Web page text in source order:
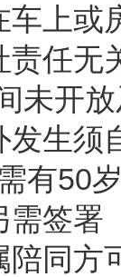
车上或
责任无
未开
发生须
有50
需签
陪同